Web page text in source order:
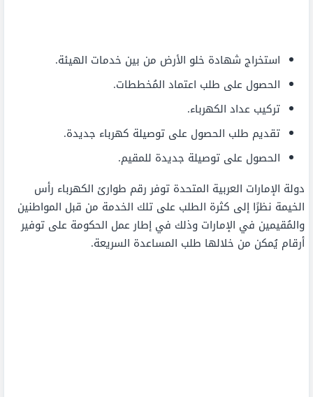
استخراج شهادة خلو الأرض من بين خدمات الهيئة.
الحصول على طلب اعتماد المُخططات.
تركيب عداد الكهرباء.
تقديم طلب الحصول على توصيلة كهرباء جديدة.
الحصول على توصيلة جديدة للمقيم.
دولة الإمارات العربية المتحدة توفر رقم طوارئ الكهرباء رأس
الخيمة نظرًا إلى كثرة الطلب على تلك الخدمة من قبل المواطنين
والمُقيمين في الإمارات وذلك في إطار عمل الحكومة على توفير
أرقام يُمكن من خلالها طلب المساعدة السريعة.